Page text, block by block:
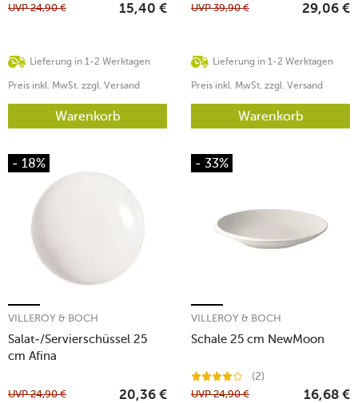
Lieferung in 1-2 Werktagen
UVP24,90 € 15,40 €
Preis inkl. MwSt. zzgl. Versand
Warenkorb
Lieferung in 1-2 Werktagen
UVP39,90 € 29,06 €
Preis inkl. MwSt. zzgl. Versand
Warenkorb
- 18%
Salat-/Servierschüssel 25
cm Afina
VILLEROY & BOCH
UVP24,90 € 20,36 €
- 33%
Schale 25 cm NewMoon
VILLEROY & BOCH
(2)
UVP24,90 € 16,68 €